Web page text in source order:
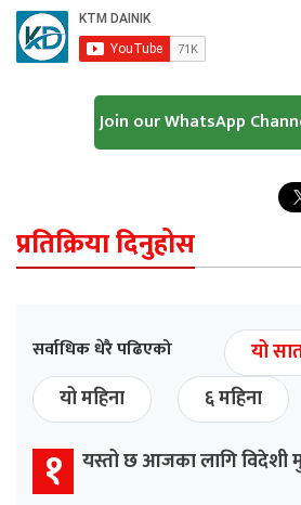
Join our WhatsApp
प्रतिक्रिया दिनुहोस
सर्वाधिक धेरै पढिएको
यो
यो महिना
६ महिना
१ यस्तो छ आजका लागि विदेशी